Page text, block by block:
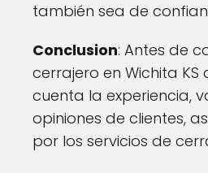
también sea de
Conclusion: Antes de
cerrajero en Wichita KS
cuenta la experiencia,
opiniones de clientes,
por los servicios de